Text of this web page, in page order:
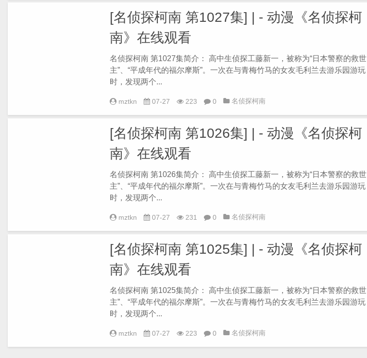
[名侦探柯南 第1027集] | - 动漫《名侦探柯
南》在线观看
名侦探柯南 第1027集简介： 高中生侦探工藤新一，被称为“日本警察的救世
主”、“平成年代的福尔摩斯”。一次在与青梅竹马的女友毛利兰去游乐园游玩
时，发现两个...
mztkn 07-27 223 0 名侦探柯南
[名侦探柯南 第1026集] | - 动漫《名侦探柯
南》在线观看
名侦探柯南 第1026集简介： 高中生侦探工藤新一，被称为“日本警察的救世
主”、“平成年代的福尔摩斯”。一次在与青梅竹马的女友毛利兰去游乐园游玩
时，发现两个...
mztkn 07-27 231 0 名侦探柯南
[名侦探柯南 第1025集] | - 动漫《名侦探柯
南》在线观看
名侦探柯南 第1025集简介： 高中生侦探工藤新一，被称为“日本警察的救世
主”、“平成年代的福尔摩斯”。一次在与青梅竹马的女友毛利兰去游乐园游玩
时，发现两个...
mztkn 07-27 223 0 名侦探柯南